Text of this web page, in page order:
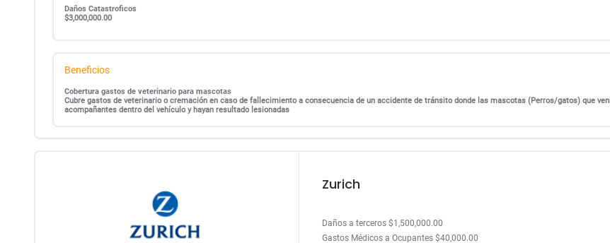
Daños Catastroficos
$3,000,000.00
Beneficios
Cobertura gastos de veterinario para mascotas
Cubre gastos de veterinario o cremación en caso de fallecimiento a consecuencia de un accidente de tránsito donde las mascotas (Perros/gatos) que
acompañantes dentro del vehículo y hayan resultado lesionadas
Zurich
Daños a terceros $1,500,000.00
Gastos Médicos a Ocupantes $40,000.00